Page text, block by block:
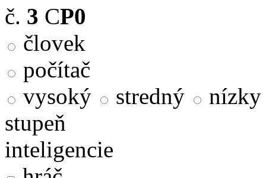
č. 3 CP0
človek
počítač
vysoký
stredný
nízky
stupeň
inteligencie